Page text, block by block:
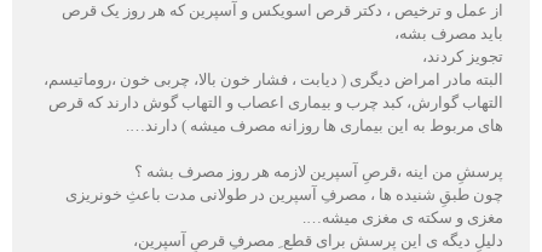
عمل و ترخیص ، دکتر قرص اسویکس و آسپرین که هر روز یک قرص
مصرف بشه،
کردند،
مادر امراض دیگری ( دیابت ، فشار خون بالا، چربی خون ،روماتیسم،
گوارش، کبد چرب و بیماری اعصاب و التهاب گوش دارند که قرص
مربوط به این بیماری ها روزانه مصرف میشه ) دارند….
من اینه ،قرصِ آسپرین لازمه هر روز مصرف بشه ؟
طبقِ شنیده ها ، مصرفِ آسپرین در طولانی مدت باعثِ خونریزی
و سکته ی مغزی میشه….
دیگه ی این پرسش برای قطع ِ مصرفِ قرصِ آسپرین،